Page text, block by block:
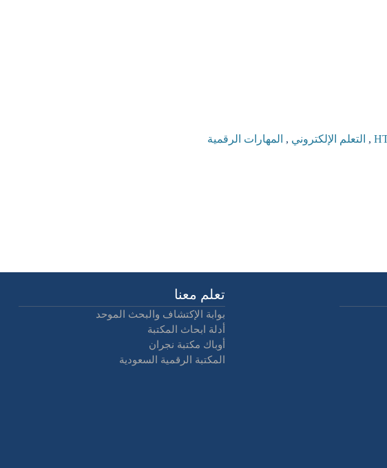
, التعلم الإلكتروني , المهارات الرقمية
تعلم معنا
بوابة الإكتشاف والبحث الموحد
أدلة ابحاث المكتبة
أوباك مكتبة نجران
المكتبة الرقمية السعودية